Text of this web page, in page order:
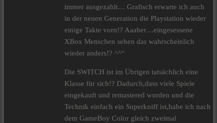
immer ausgezahlt… Grafisch erwarte ich auch
in der neuen Generation die Playstation wieder
einige Takte vorn!? Aaaber…eingesessene
XBox Menschen sehen das wahrscheinlich
wieder anders!? ^^“
Die SWITCH ist im Übrigen tatsächlich eine
Klasse für sich!? Dadurch,dass viele Spiele
eingekauft und remastered wurden und die
Technik einfach ein Superkniff ist,habe ich nach
dem GameBoy Color gleich zweimal